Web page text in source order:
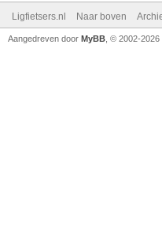
Ligfietsers.nl Naar boven
Aangedreven door MyBB , © 2002-2026